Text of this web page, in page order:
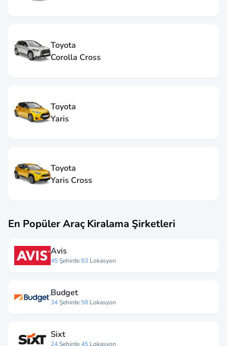
Toyota
Corolla Cross
Toyota
Yaris
Toyota
Yaris Cross
En Popüler Araç Kiralama Şirketleri
Avis
45Şehirde83 Lokasyon
Budget
34Şehirde 58 Lokasyon
Sixt
24Şehirde45 Lokasyon